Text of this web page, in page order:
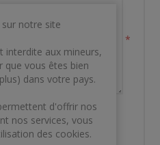
*
sur notre site
interdite aux mineurs,
que vous êtes bien
dans votre pays.
d'offrir nos
nos services, vous
des cookies.